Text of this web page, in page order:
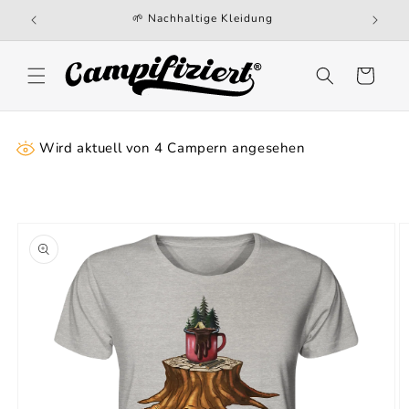
zum
Inhalt
🌱 Nachhaltige Kleidung
Warenkorb
Wird aktuell von4 Campern angesehen